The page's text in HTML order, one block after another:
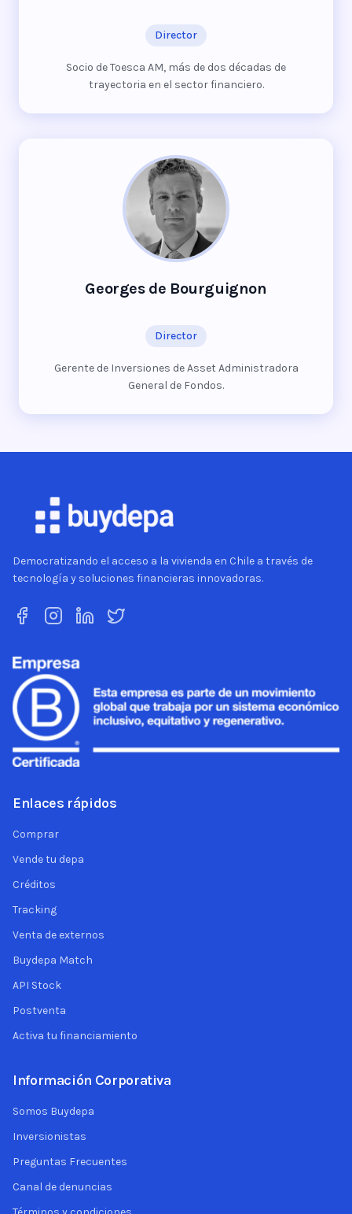
Director
Socio de Toesca AM, más de dos décadas de
trayectoria en el sector financiero.
Georges de Bourguignon
Director
Gerente de Inversiones de Asset Administradora
General de Fondos.
Democratizando el acceso a la vivienda en Chile a través de
tecnología y soluciones financieras innovadoras.
Enlaces rápidos
Comprar
Vende tu depa
Créditos
Tracking
Venta de externos
Buydepa Match
API Stock
Postventa
Activa tu financiamiento
Información Corporativa
Somos Buydepa
Inversionistas
Preguntas Frecuentes
Canal de denuncias